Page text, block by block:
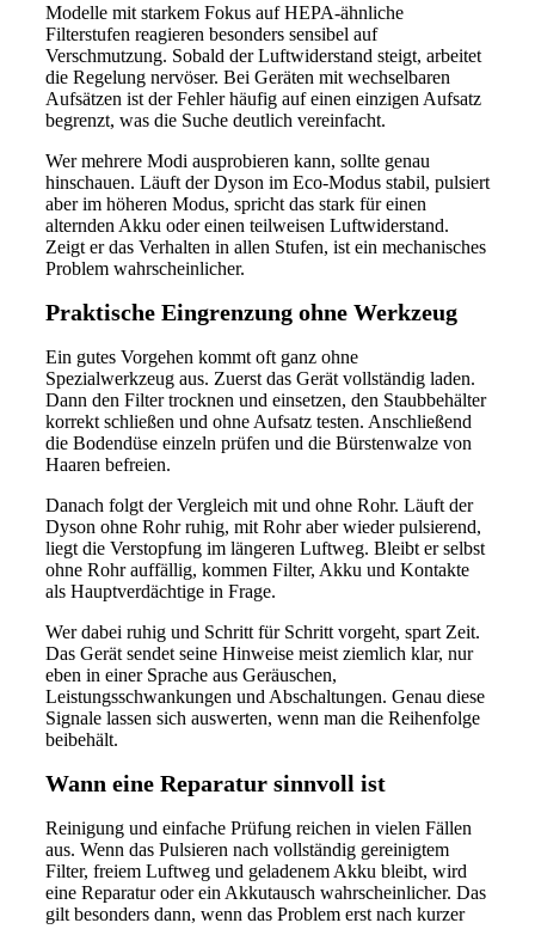
Modelle mit starkem Fokus auf HEPA-ähnliche
Filterstufen reagieren besonders sensibel auf
Verschmutzung. Sobald der Luftwiderstand steigt, arbeitet
die Regelung nervöser. Bei Geräten mit wechselbaren
Aufsätzen ist der Fehler häufig auf einen einzigen Aufsatz
begrenzt, was die Suche deutlich vereinfacht.
Wer mehrere Modi ausprobieren kann, sollte genau
hinschauen. Läuft der Dyson im Eco-Modus stabil, pulsiert
aber im höheren Modus, spricht das stark für einen
alternden Akku oder einen teilweisen Luftwiderstand.
Zeigt er das Verhalten in allen Stufen, ist ein mechanisches
Problem wahrscheinlicher.
Praktische Eingrenzung ohne Werkzeug
Ein gutes Vorgehen kommt oft ganz ohne
Spezialwerkzeug aus. Zuerst das Gerät vollständig laden.
Dann den Filter trocknen und einsetzen, den Staubbehälter
korrekt schließen und ohne Aufsatz testen. Anschließend
die Bodendüse einzeln prüfen und die Bürstenwalze von
Haaren befreien.
Danach folgt der Vergleich mit und ohne Rohr. Läuft der
Dyson ohne Rohr ruhig, mit Rohr aber wieder pulsierend,
liegt die Verstopfung im längeren Luftweg. Bleibt er selbst
ohne Rohr auffällig, kommen Filter, Akku und Kontakte
als Hauptverdächtige in Frage.
Wer dabei ruhig und Schritt für Schritt vorgeht, spart Zeit.
Das Gerät sendet seine Hinweise meist ziemlich klar, nur
eben in einer Sprache aus Geräuschen,
Leistungsschwankungen und Abschaltungen. Genau diese
Signale lassen sich auswerten, wenn man die Reihenfolge
beibehält.
Wann eine Reparatur sinnvoll ist
Reinigung und einfache Prüfung reichen in vielen Fällen
aus. Wenn das Pulsieren nach vollständig gereinigtem
Filter, freiem Luftweg und geladenem Akku bleibt, wird
eine Reparatur oder ein Akkutausch wahrscheinlicher. Das
gilt besonders dann, wenn das Problem erst nach kurzer